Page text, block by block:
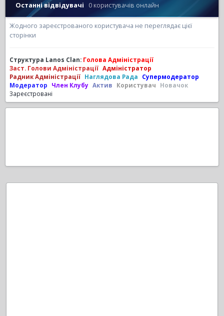
Останні відвідувачі 0 користувачів онлайн
Жодного зареєстрованого користувача не переглядає цієї
сторінки
Структура Lanos Clan: Голова Адміністрації
Заст. Голови Адміністрації Адміністратор
Радник Адміністрації Наглядова Рада
Супермодератор
Модератор
Член Клубу Актив Користувач
Новачок
Зареєстровані